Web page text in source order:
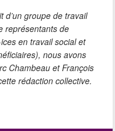
d’un groupe de travail
représentants de
en travail social et
nous avons
Chambeau et François
rédaction collective.